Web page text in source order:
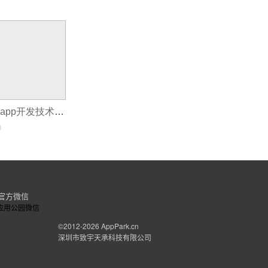
一键网页转app_app开发技术优势
方微信
©2012-2026 AppPark.cn
深圳市致宇天承科技有限公司